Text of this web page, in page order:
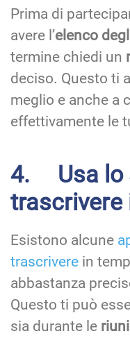
Prima di
avere l’elenco
termine chiedi un
deciso. Questo ti
meglio e anche a
effettivamente le
4. Usa lo
trascrivere
Esistono alcune
trascrivere in
abbastanza
Questo ti può
sia durante le